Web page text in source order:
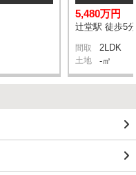
5,480万円
辻堂駅 徒歩5分
間取 2LDK
土地 -㎡